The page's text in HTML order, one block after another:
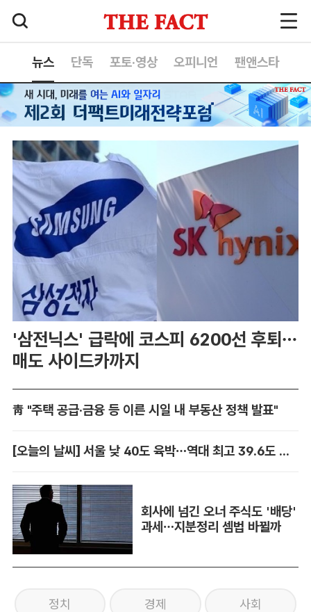
뉴스 단독 포토·영상 오피니언 팬앤스타
'삼전닉스' 급락에 코스피 6200선 후퇴…
매도 사이드카까지
靑 "주택 공급·금융 등 이른 시일 내 부동산 정책 발표"
[오늘의 날씨] 서울 낮 40도 육박…역대 최고 39.6도 위협
회사에 넘긴 오너 주식도 '배당'
과세…지분정리 셈법 바뀔까
정치 경제 사회